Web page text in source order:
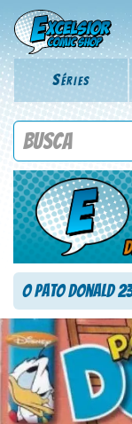
Séries
Procure por
O Pato Donald